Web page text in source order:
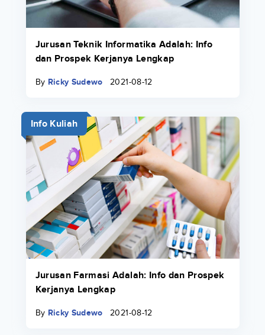
Jurusan Teknik Informatika Adalah: Info
dan Prospek Kerjanya Lengkap
By Ricky Sudewo 2021-08-12
Info Kuliah
Jurusan Farmasi Adalah: Info dan Prospek
Kerjanya Lengkap
By Ricky Sudewo 2021-08-12